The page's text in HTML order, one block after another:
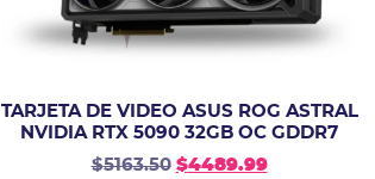
TARJETA DE VIDEO ASUS ROG ASTRAL
NVIDIA RTX 5090 32GB OC GDDR7
$5163.50 $4489.99